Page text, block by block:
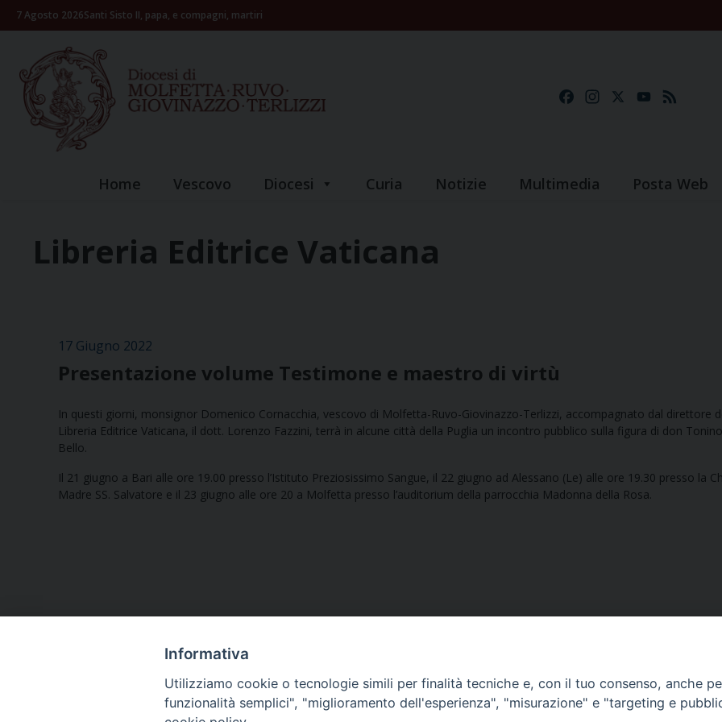
Skip7 Agosto 2026Santi Sisto II, papa, e compagni, martiri
FacebookInstagramYouTube
Home Vescovo Diocesi Curia Notizie Multimedia Posta Web
Libreria Editrice Vaticana
17 Giugno 2022
Presentazione volume Testimone e maestro di virtù
In questi giorni, monsignor Domenico Cornacchia, vescovo di Molfetta-Ruvo-Giovinazzo-Terlizzi, accompagnato dal direttore
Libreria Editrice Vaticana, il dott. Lorenzo Fazzini, terrà in alcune città della Puglia un incontro pubblico sulla figura di don Tonino
Bello.
Il 21 giugno a Bari alle ore 19.00 presso l’Istituto Preziosissimo Sangue, il 22 giugno ad Alessano (Le) alle ore 19.30 presso la
Madre SS. Salvatore e il 23 giugno alle ore 20 a Molfetta presso l’auditorium della parrocchia Madonna della Rosa.
Informativa
Utilizziamo cookie o tecnologie simili per finalità tecniche e, con il tuo consenso, anche
funzionalità semplici", "miglioramento dell'esperienza", "misurazione" e "targeting e